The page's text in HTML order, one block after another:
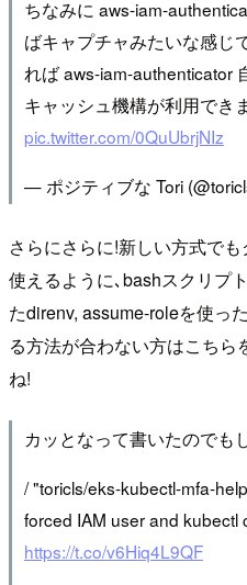
ちなみに aws-iam-
ばキャプチャみたいな感じ
れば aws-iam-authenticator
キャッシュ機構が利用でき
pic.twitter.com/0QuUbrjNIz
— ポジティブな Tori
さらにさらに!新しい方式で
使えるように､bashスクリプ
たdirenv, assume-roleを使っ
る方法が合わない方はこち
ね!
カッとなって書いたのでも
/ "toricls/eks-kubectl-mfa-
forced IAM user and kubectl
https://t.co/v6Hiq4L9QF